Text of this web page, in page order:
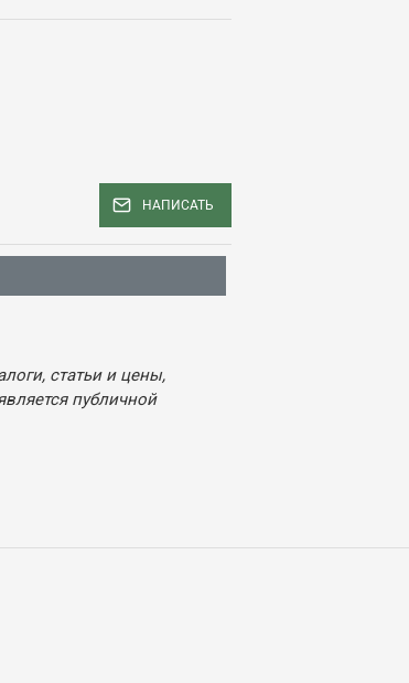
НАПИСАТЬ
статьи и цены,
публичной